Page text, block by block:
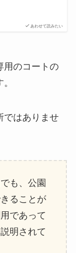
あわせて読みたい
用のコートの
ではありませ
も、公園
ることが
であって
明されて